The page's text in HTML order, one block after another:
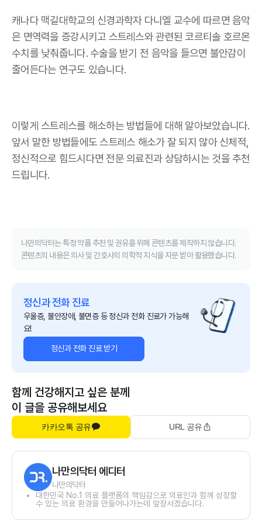
캐나다 맥길대학교의 신경과학자 다니엘 교수에 따르면 음악
은 면역력을 증강시키고 스트레스와 관련된 코르티솔 호르몬
수치를 낮춰줍니다. 수술을 받기 전 음악을 들으면 불안감이
줄어든다는 연구도 있습니다.
이렇게 스트레스를 해소하는 방법들에 대해 알아보았습니다.
앞서 말한 방법들에도 스트레스 해소가 잘 되지 않아 신체적,
정신적으로 힘드시다면 전문 의료진과 상담하시는 것을 추천
드립니다.
나만의닥터는 특정 약품 추천 및 권유를 위해 콘텐츠를 제작하지 않습니다.
콘텐츠의 내용은 의사 및 간호사의 의학적 지식을 자문 받아 활용했습니다.
정신과 전화 진료
우울증, 불안장애, 불면증 등 정신과 전화 진료가 가능해
요!
정신과 전화 진료 받기
함께 건강해지고 싶은 분께
이 글을 공유해보세요
카카오톡 공유 URL 공유
나만의닥터 에디터
나만의닥터
대한민국 No.1 의료 플랫폼의 책임감으로 의료인과 함께 성장할
수 있는 의료 환경을 만들어나가는데 앞장서겠습니다.